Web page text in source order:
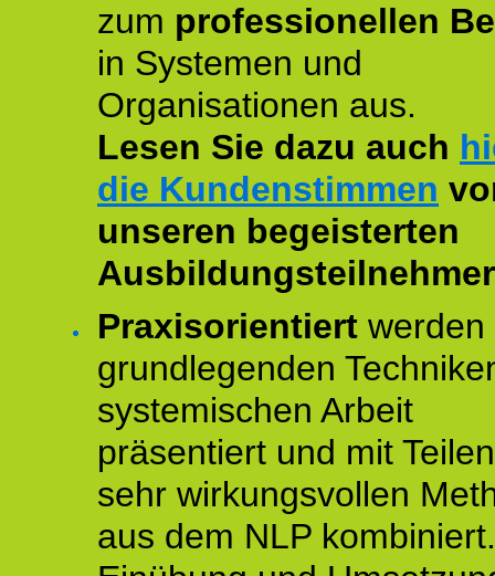
zum professionellen
in Systemen und
Organisationen aus.
Lesen Sie dazu auch
die Kundenstimmen
unseren begeisterten
Praxisorientiert werden
grundlegenden
systemischen Arbeit
präsentiert und mit
sehr wirkungsvollen
aus dem NLP